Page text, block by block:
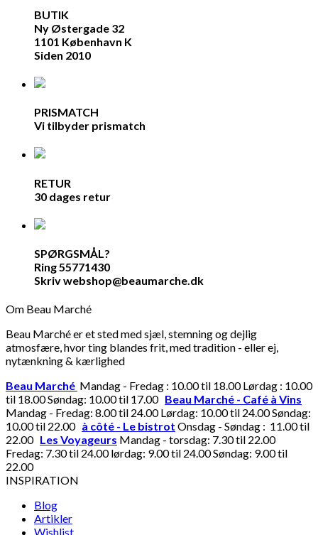
BUTIK
Ny Østergade 32
1101 København K
Siden 2010
PRISMATCH
Vi tilbyder prismatch
RETUR
30 dages retur
SPØRGSMÅL?
Ring 55771430
Skriv webshop@beaumarche.dk
Om Beau Marché
Beau Marché er et sted med sjæl, stemning og dejlig
atmosfære, hvor ting blandes frit, med tradition - eller ej,
nytænkning & kærlighed
Beau Marché Mandag - Fredag : 10.00 til 18.00 Lørdag : 10.00
til 18.00 Søndag: 10.00 til 17.00 Beau Marché - Café à Vins
Mandag - Fredag: 8.00 til 24.00 Lørdag: 10.00 til 24.00 Søndag:
10.00 til 22.00 à côté - Le bistrot Onsdag - Søndag : 11.00 til
22.00 Les Voyageurs Mandag - torsdag: 7.30 til 22.00
Fredag: 7.30 til 24.00 lørdag: 9.00 til 24.00 Søndag: 9.00 til
22.00
INSPIRATION
Blog
Artikler
Wishlist